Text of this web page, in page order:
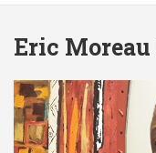
Eric Moreau